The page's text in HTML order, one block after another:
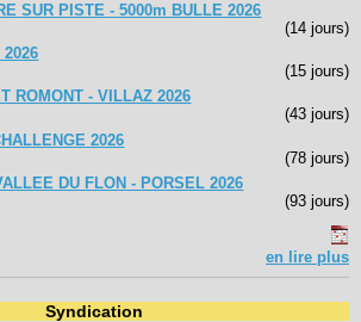
SUR PISTE - 5000m BULLE 2026
(14 jours)
2026
(15 jours)
ROMONT - VILLAZ 2026
(43 jours)
2026
(78 jours)
DU FLON - PORSEL 2026
(93 jours)
en lire plus
Syndication